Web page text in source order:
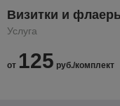
Визитки и
Услуга
от 125 руб./комплект